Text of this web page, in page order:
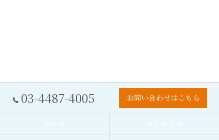
03-4487-4005 お問い合わせはこちら